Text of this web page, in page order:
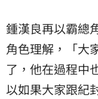
鍾漢良再以霸總
角色理解，「大
了，他在過程中
以如果大家跟紀